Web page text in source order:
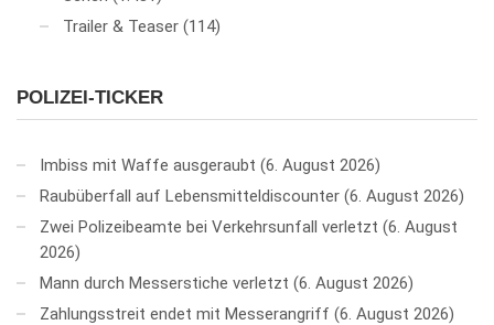
Trailer & Teaser (114)
POLIZEI-TICKER
Imbiss mit Waffe ausgeraubt 6. August 2026
Raubüberfall auf Lebensmitteldiscounter 6. August 2026
Zwei Polizeibeamte bei Verkehrsunfall verletzt 6. August
2026
Mann durch Messerstiche verletzt 6. August 2026
Zahlungsstreit endet mit Messerangriff 6. August 2026